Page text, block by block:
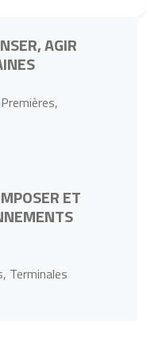
AGIR
ET
Terminales